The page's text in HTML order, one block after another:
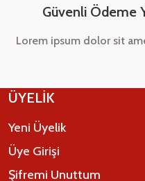
Güvenli Ödeme
Lorem ipsum dolor sit
ÜYELİK
Yeni Üyelik
Üye Girişi
Şifremi Unuttum